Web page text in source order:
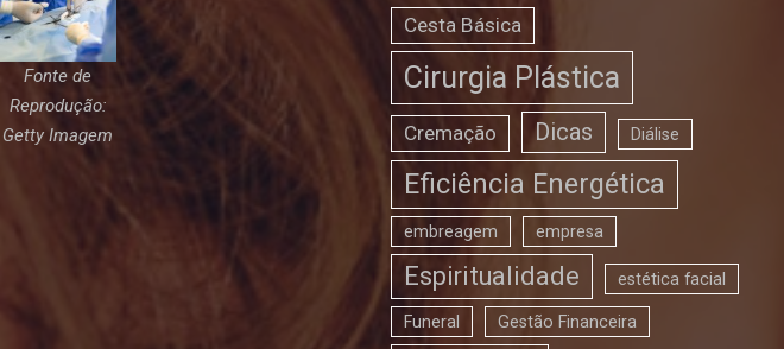
Fonte de
Reprodução:
Getty Imagem
Cesta Básica
Cirurgia Plástica
Cremação Dicas Diálise
Eficiência Energética
embreagem empresa
Espiritualidade estética facial
Funeral Gestão Financeira